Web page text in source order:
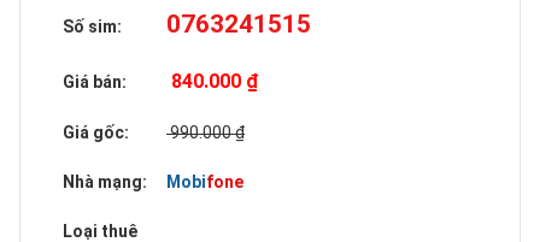
Số sim: 0763241515
Giá bán: 840.000 ₫
Giá gốc: 990.000 ₫
Nhà mạng: Mobifone
Loại thuê